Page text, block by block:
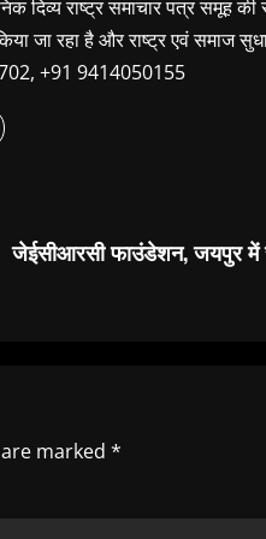
दिव्य राष्ट्र समाचार पत्र समूह
जा रहा है और राष्ट्र एवं समाज
+91 9414050155
जेईसीआरसी फाउंडेशन, जयपुर में
marked *